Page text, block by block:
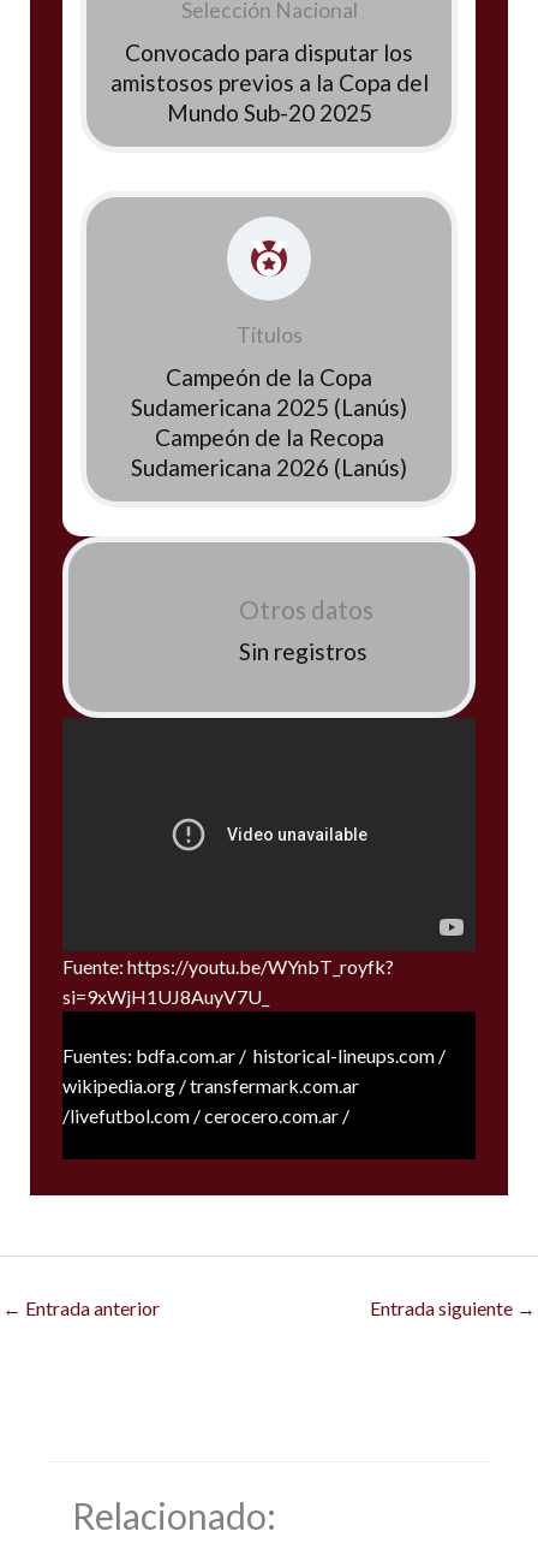
Selección Nacional
Convocado para disputar los
amistosos previos a la Copa del
Mundo Sub-20 2025
Títulos
Campeón de la Copa
Sudamericana 2025 (Lanús)
Campeón de la Recopa
Sudamericana 2026 (Lanús)
Otros datos
Sin registros
Fuente: https://youtu.be/WYnbT_royfk?
si=9xWjH1UJ8AuyV7U_
Fuentes: bdfa.com.ar / historical-lineups.com /
wikipedia.org / transfermark.com.ar
/livefutbol.com / cerocero.com.ar /
← Entrada anterior Entrada siguiente →
Relacionado: